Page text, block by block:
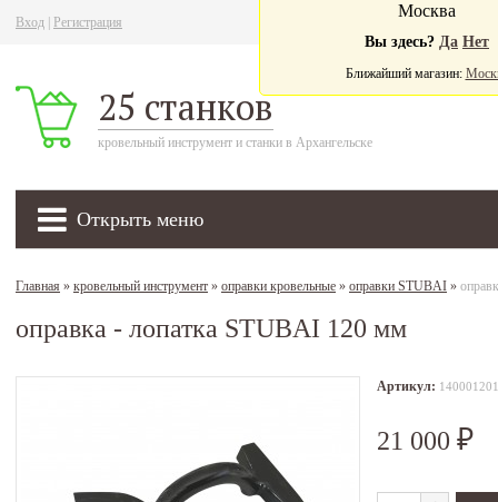
Вход Регистрация
25 станков
кровельный инструмент и станки в Архангельске
Открыть меню
Москва
Вы здесь? Да Нет
Ближайший магазин:
Главная » кровельный инструмент » оправки кровельные » оправки STUBAI »
оправка - лопатка STUBAI 120 мм
Артикул: 140001201
21 000 ₽